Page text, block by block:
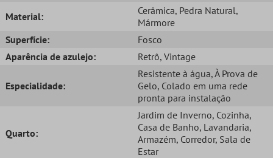
Material:
Cerâmica, Pedra Natural,
Mármore
Superfície:
Fosco
Aparência de azulejo:
Retrô, Vintage
Especialidade:
Resistente à água, À Prova de
Gelo, Colado em uma rede
pronta para instalação
Quarto:
Jardim de Inverno, Cozinha,
Casa de Banho, Lavandaria,
Armazém, Corredor, Sala de
Estar